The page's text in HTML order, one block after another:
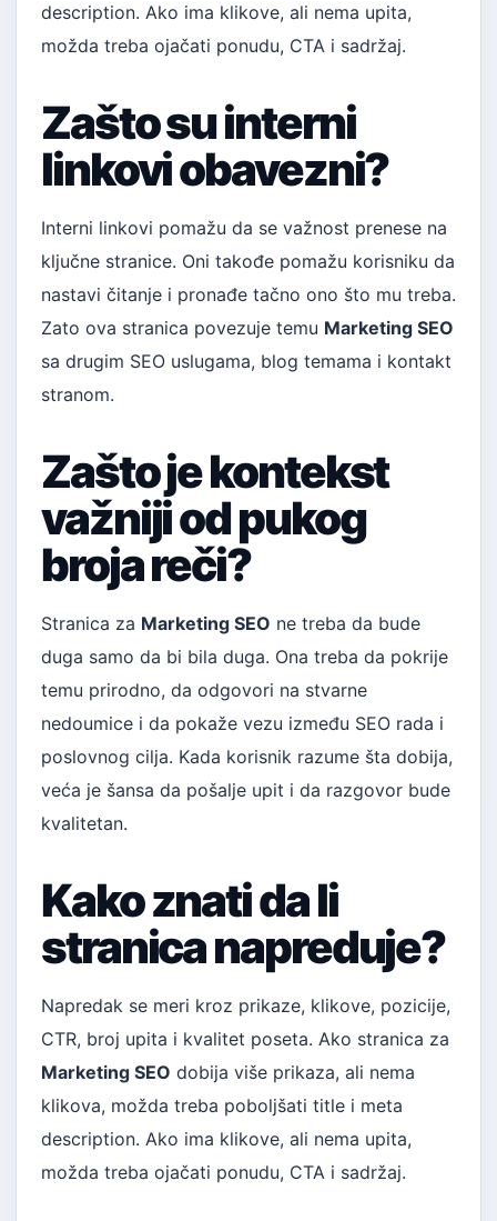
description. Ako ima klikove, ali nema upita,
možda treba ojačati ponudu, CTA i sadržaj.
Zašto su interni
linkovi obavezni?
Interni linkovi pomažu da se važnost prenese na
ključne stranice. Oni takođe pomažu korisniku da
nastavi čitanje i pronađe tačno ono što mu treba.
Zato ova stranica povezuje temu Marketing SEO
sa drugim SEO uslugama, blog temama i kontakt
stranom.
Zašto je kontekst
važniji od pukog
broja reči?
Stranica za Marketing SEO ne treba da bude
duga samo da bi bila duga. Ona treba da pokrije
temu prirodno, da odgovori na stvarne
nedoumice i da pokaže vezu između SEO rada i
poslovnog cilja. Kada korisnik razume šta dobija,
veća je šansa da pošalje upit i da razgovor bude
kvalitetan.
Kako znati da li
stranica napreduje?
Napredak se meri kroz prikaze, klikove, pozicije,
CTR, broj upita i kvalitet poseta. Ako stranica za
Marketing SEO dobija više prikaza, ali nema
klikova, možda treba poboljšati title i meta
description. Ako ima klikove, ali nema upita,
možda treba ojačati ponudu, CTA i sadržaj.